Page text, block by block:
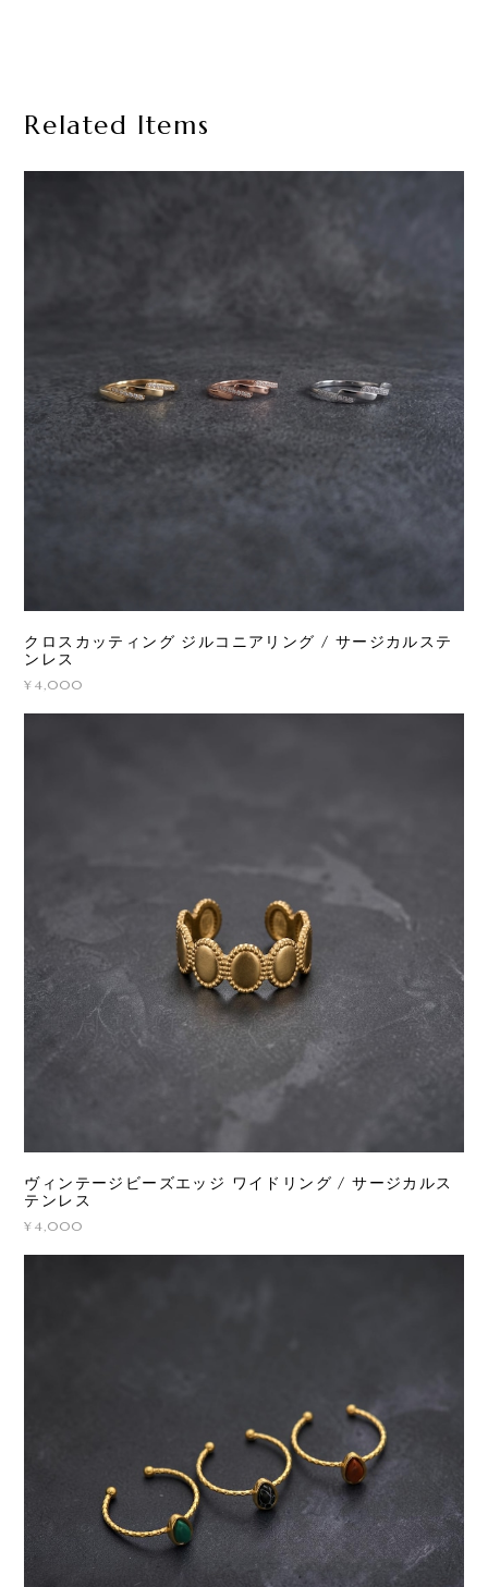
Related Items
クロスカッティング ジルコニアリング / サージカルステ
ンレス
¥4,000
ヴィンテージビーズエッジ ワイドリング / サージカルス
テンレス
¥4,000